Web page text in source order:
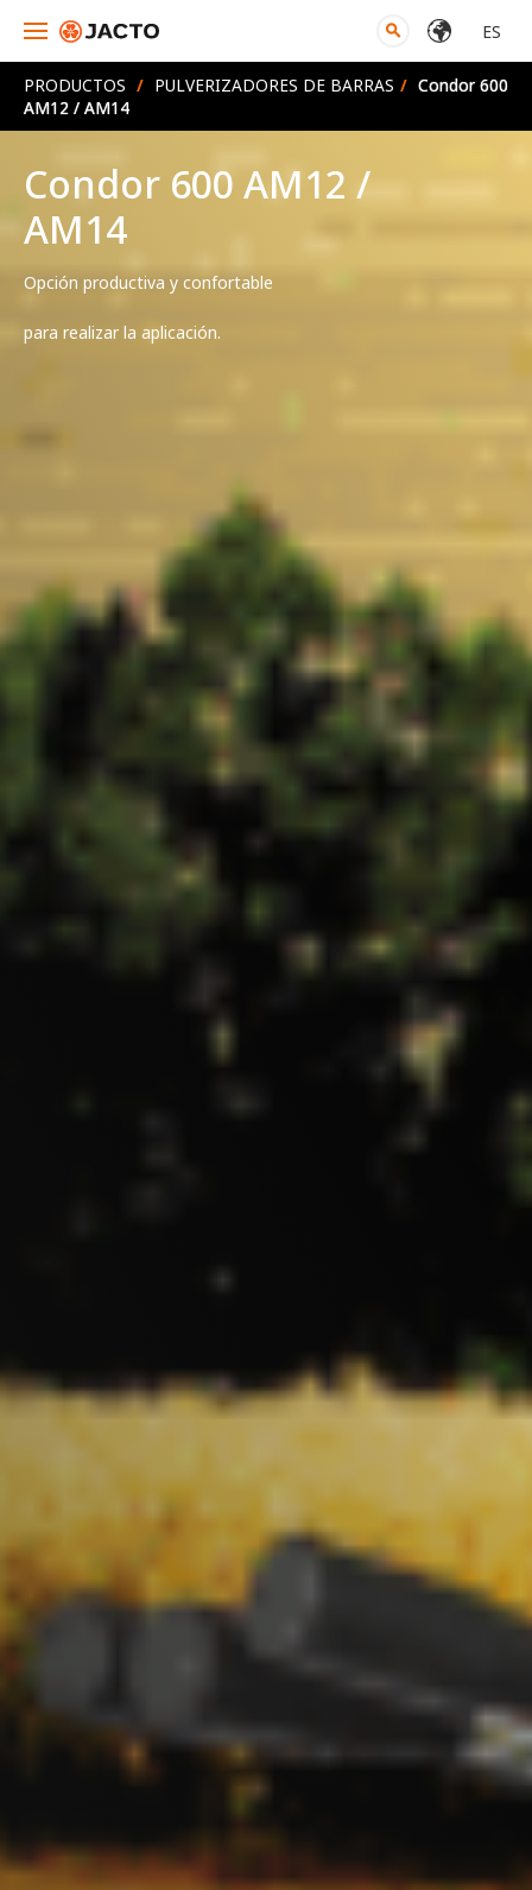
search ES
PRODUCTOS / PULVERIZADORES DE BARRAS / Condor 600
AM12 / AM14
Condor 600 AM12 /
AM14
Opción productiva y confortable
para realizar la aplicación.